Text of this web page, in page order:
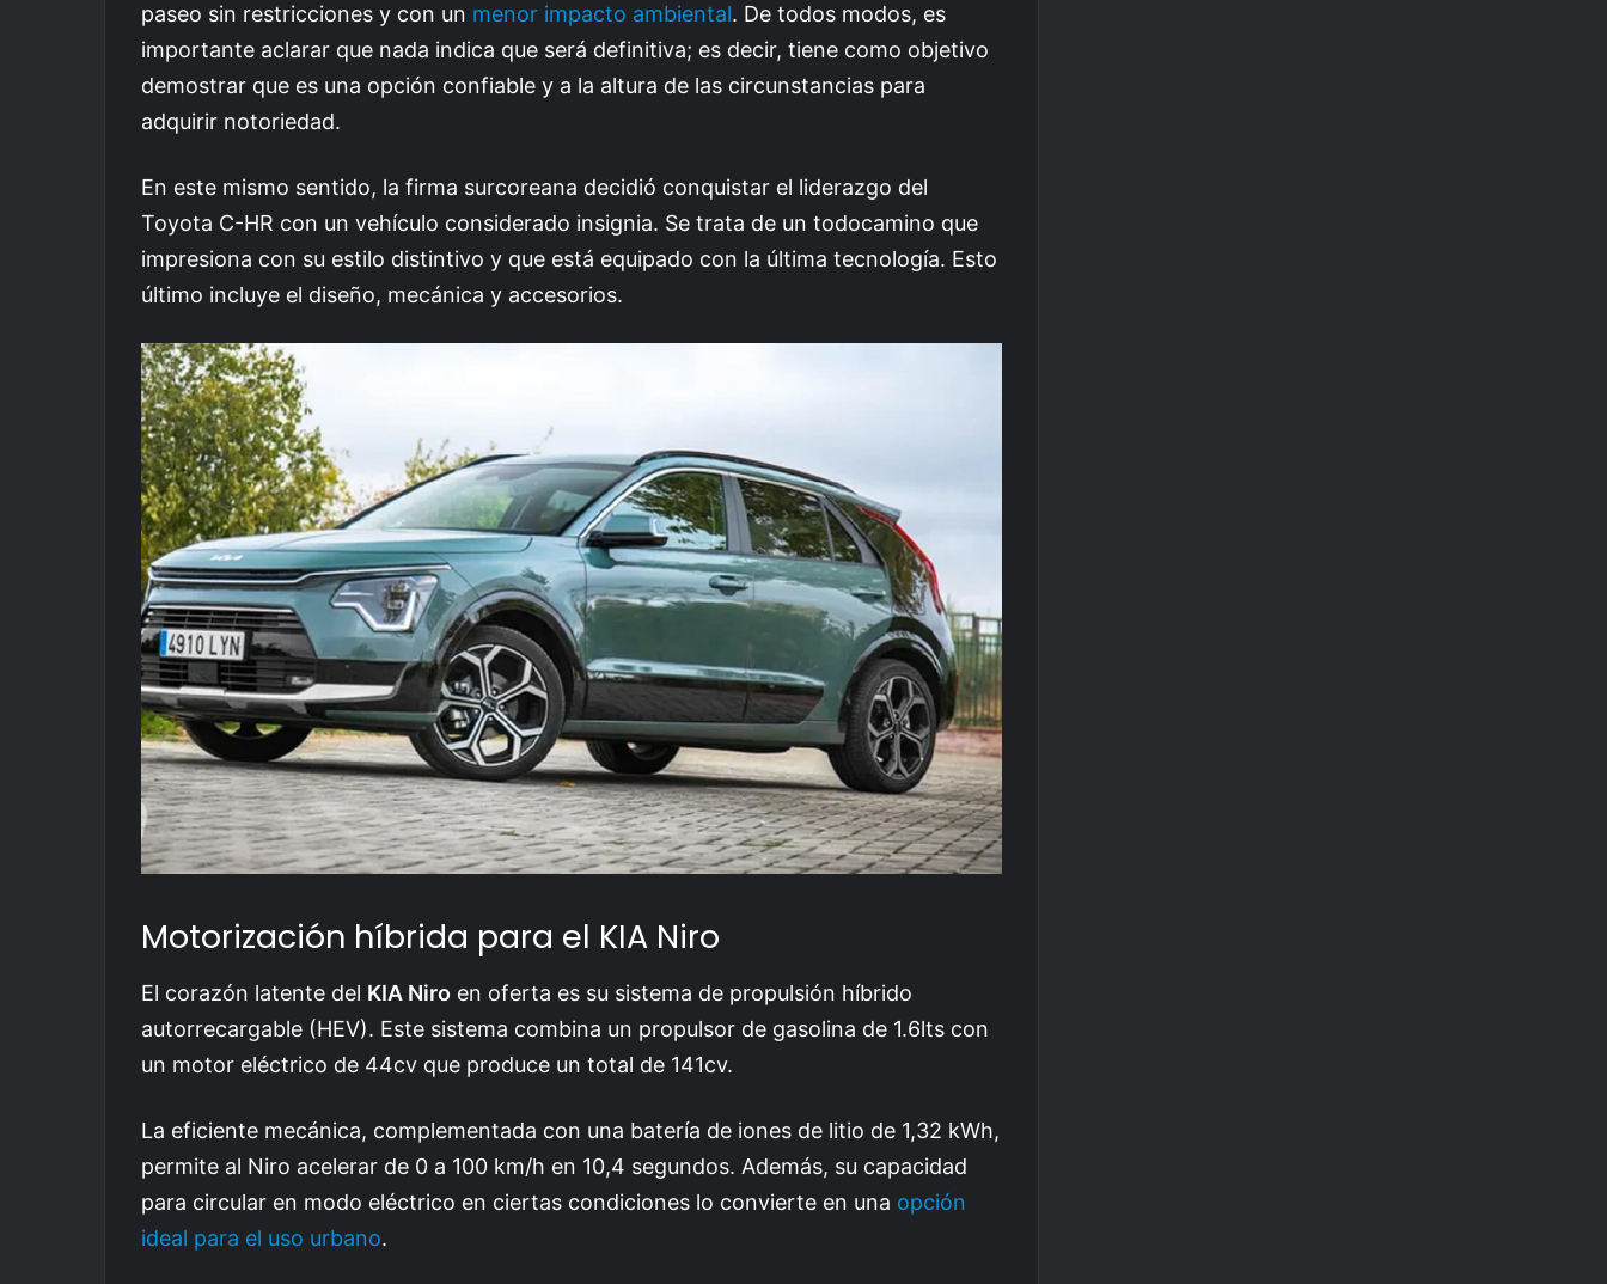
paseo sin restricciones y con un menor impacto ambiental. De todos modos, es
importante aclarar que nada indica que será definitiva; es decir, tiene como objetivo
demostrar que es una opción confiable y a la altura de las circunstancias para
adquirir notoriedad.
En este mismo sentido, la firma surcoreana decidió conquistar el liderazgo del
Toyota C-HR con un vehículo considerado insignia. Se trata de un todocamino que
impresiona con su estilo distintivo y que está equipado con la última tecnología. Esto
último incluye el diseño, mecánica y accesorios.
Motorización híbrida para el KIA Niro
El corazón latente del KIA Niro en oferta es su sistema de propulsión híbrido
autorrecargable (HEV). Este sistema combina un propulsor de gasolina de 1.6lts con
un motor eléctrico de 44cv que produce un total de 141cv.
La eficiente mecánica, complementada con una batería de iones de litio de 1,32 kWh,
permite al Niro acelerar de 0 a 100 km/h en 10,4 segundos. Además, su capacidad
para circular en modo eléctrico en ciertas condiciones lo convierte en una opción
ideal para el uso urbano.